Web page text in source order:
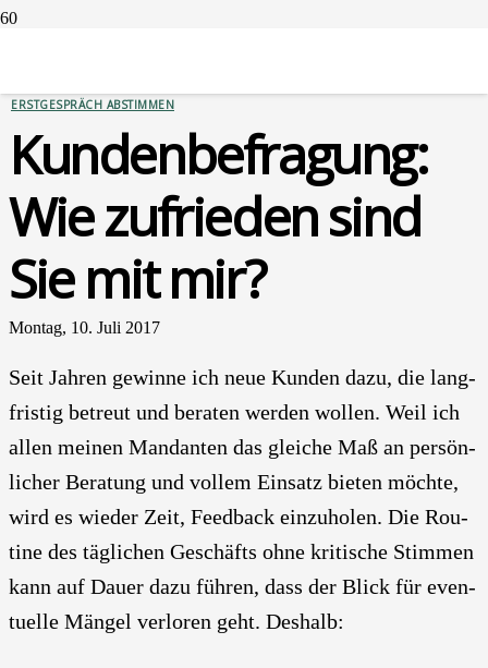
ERSTGESPRÄCH ABSTIMMEN
Kun­den­be­fra­gung:
Wie zufrie­den sind
Sie mit mir?
Montag, 10. Juli 2017
Seit Jah­ren gewin­ne ich neue Kun­den dazu, die lang­
fris­tig betreut und bera­ten wer­den wol­len. Weil ich
allen mei­nen Man­dan­ten das glei­che Maß an per­sön­
li­cher Bera­tung und vol­lem Ein­satz bie­ten möch­te,
wird es wie­der Zeit, Feed­back ein­zu­ho­len. Die Rou­
ti­ne des täg­li­chen Geschäfts ohne kri­ti­sche Stim­men
kann auf Dau­er dazu füh­ren, dass der Blick für even­
tu­el­le Män­gel ver­lo­ren geht. Des­halb: